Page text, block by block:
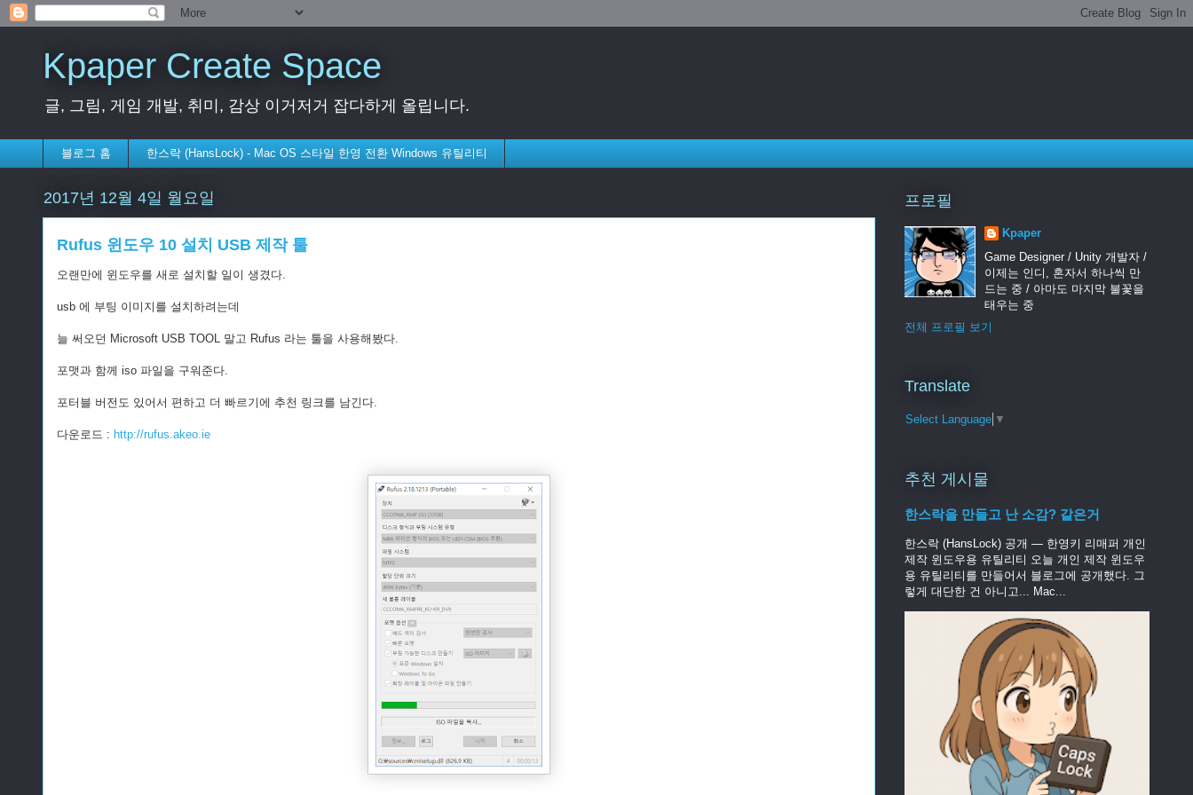
Kpaper Create Space
글, 그림, 게임 개발, 취미, 감상 이거저거 잡다하게 올립니다.
블로그 홈 한스락 (HansLock) - Mac OS 스타일 한영 전환 Windows 유틸리티
2017년 12월 4일 월요일
Rufus 윈도우 10 설치 USB 제작 툴
오랜만에 윈도우를 새로 설치할 일이 생겼다.
usb 에 부팅 이미지를 설치하려는데
늘 써오던 Microsoft USB TOOL 말고 Rufus 라는 툴을 사용해봤다.
포맷과 함께 iso 파일을 구워준다.
포터블 버전도 있어서 편하고 더 빠르기에 추천 링크를 남긴다.
다운로드 : http://rufus.akeo.ie
프로필
Kpaper
Game Designer / Unity 개발자 /
이제는 인디, 혼자서 하나씩 만
드는 중 / 아마도 마지막 불꽃을
태우는 중
전체 프로필 보기
Translate
Select Language ▼
추천 게시물
한스락을 만들고 난 소감? 같은거
한스락 (HansLock) 공개 — 한영키 리매퍼 개인
제작 윈도우용 유틸리티 오늘 개인 제작 윈도우
용 유틸리티를 만들어서 블로그에 공개했다. 그
렇게 대단한 건 아니고... Mac...